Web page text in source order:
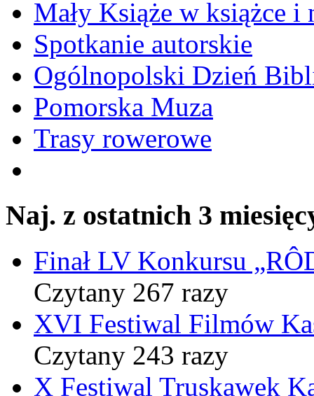
Mały Książe w książce i
Spotkanie autorskie
Ogólnopolski Dzień
Pomorska Muza
Trasy rowerowe
Naj. z ostatnich 3
Finał LV Konkursu
Czytany 267 razy
XVI Festiwal Filmów
Czytany 243 razy
X Festiwal Truskawek